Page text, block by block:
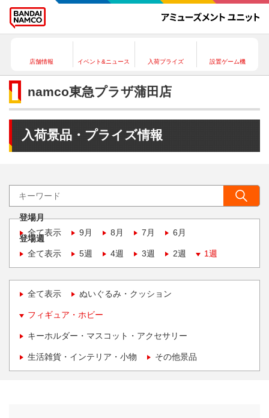
店舗情報 イベント&ニュース 入荷プライズ 設置ゲーム機
namco東急プラザ蒲田店
入荷景品・プライズ情報
登場月
全て表示
9月 8月 7月 6月
登場週
全て表示
5週 4週 3週 2週 1週
全て表示 ぬいぐるみ・クッション
フィギュア・ホビー
キーホルダー・マスコット・アクセサリー
生活雑貨・インテリア・小物 その他景品